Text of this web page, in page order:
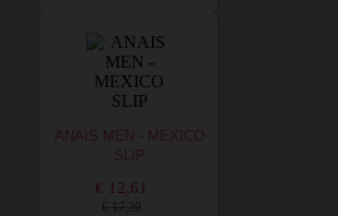
ANAIS MEN - MEXICO
SLIP
€ 12,61
€ 17,20